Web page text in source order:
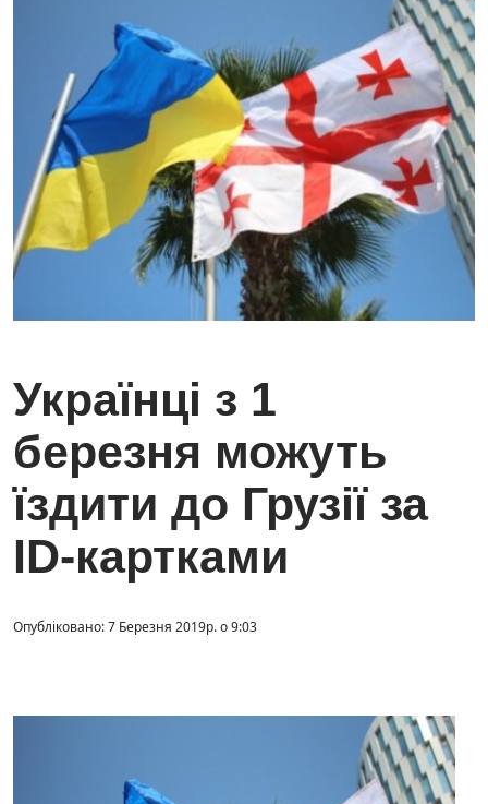
Українці з 1
березня можуть
їздити до Грузії за
ID-картками
Опубліковано: 7 Березня 2019р. о 9:03